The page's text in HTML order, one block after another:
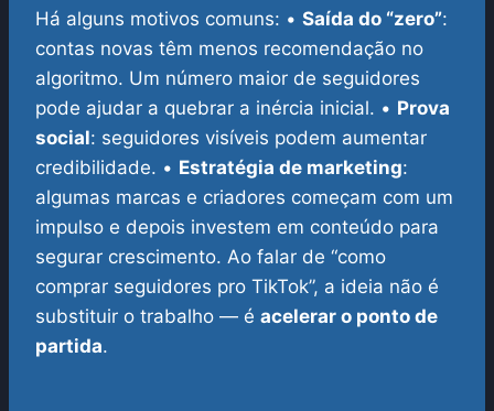
Há alguns motivos comuns: • Saída do “zero”:
contas novas têm menos recomendação no
algoritmo. Um número maior de seguidores
pode ajudar a quebrar a inércia inicial. • Prova
social: seguidores visíveis podem aumentar
credibilidade. • Estratégia de marketing:
algumas marcas e criadores começam com um
impulso e depois investem em conteúdo para
segurar crescimento. Ao falar de “como
comprar seguidores pro TikTok”, a ideia não é
substituir o trabalho — é acelerar o ponto de
partida.